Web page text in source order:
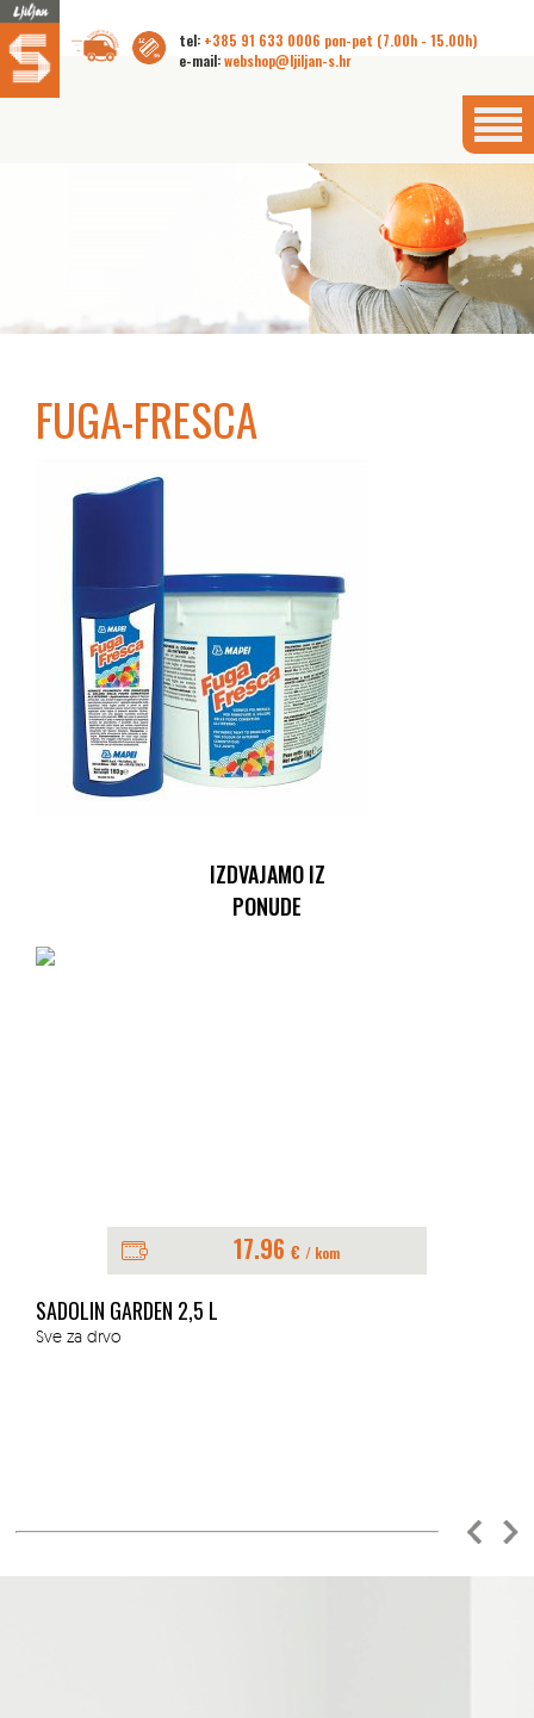
tel: +385 91 633 0006 pon-pet (7.00h - 15.00h)
e-mail:webshop@ljiljan-s.hr
FUGA-FRESCA
IZDVAJAMO IZ
PONUDE
17.96 € / kom
SADOLIN GARDEN 2,5 L
Sve za drvo